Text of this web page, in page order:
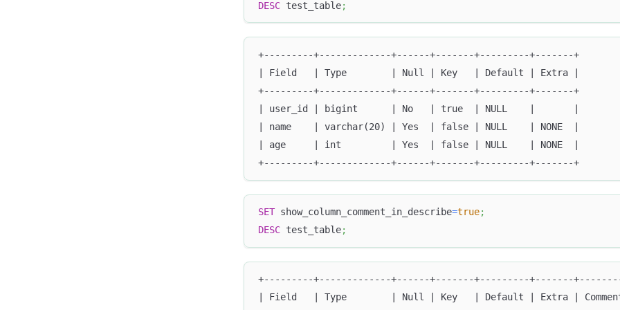
DESC test_table;
+---------+-------------+------+-------+---------+-------+
| Field   | Type        | Null | Key   | Default | Extra |
+---------+-------------+------+-------+---------+-------+
| user_id | bigint      | No   | true  | NULL    |       |
| name    | varchar(20) | Yes  | false | NULL    | NONE  |
| age     | int         | Yes  | false | NULL    | NONE  |
+---------+-------------+------+-------+---------+-------+
SET show_column_comment_in_describe=true;
DESC test_table;
+---------+-------------+------+-------+---------+-------
| Field   | Type        | Null | Key   | Default | Extra |